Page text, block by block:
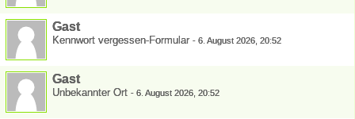
Gast
Kennwort vergessen-Formular - 6. August 2026, 20:52
Gast
Unbekannter Ort - 6. August 2026, 20:52